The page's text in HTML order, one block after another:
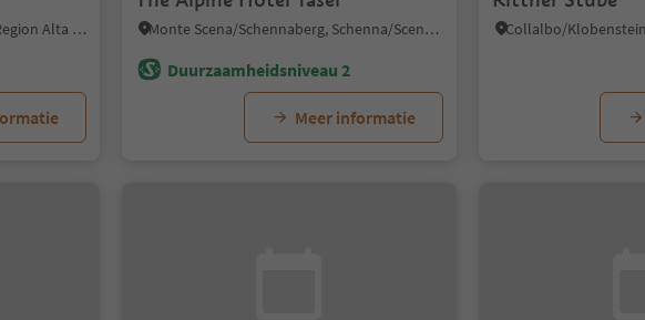
Badia/Badia, Badia, Dolomites Region Alta Badia Monte Scena/Schennaberg, Schenna/Scena, Meran/Merano and environs
Duurzaamheidsniveau 2
Meer informatie